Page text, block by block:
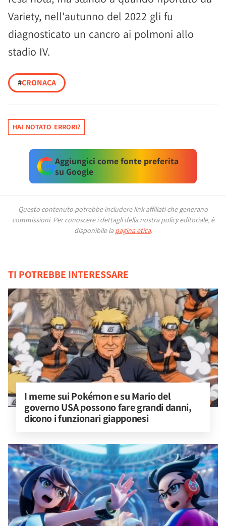
Variety, nell'autunno del 2022 gli fu
diagnosticato un cancro ai polmoni allo
stadio IV.
#CRONACA
HAI NOTATO ERRORI?
Aggiungici come fonte preferita
su Google
Questo contenuto potrebbe includere link affiliati che generano
commissioni. Per conoscere i dettagli della nostra policy editoriale, è
disponibile la pagina etica.
TI POTREBBE INTERESSARE
I meme sui Pokémon e su Mario del
governo USA possono fare grandi danni,
dicono i funzionari giapponesi